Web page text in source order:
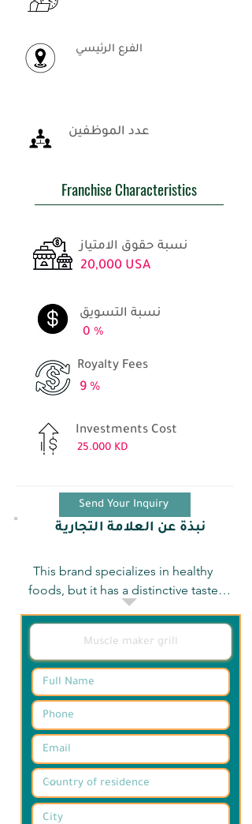
Franchise Characteristics
نسبة حقوق الامتياز
20,000 USA
0 %
Royalty Fees
9 %
Investments Cost
25.000 KD
Send Your Inquiry
This brand specializes in healthy
foods, but it has a distinctive taste
because of its amazing sauces that are
high in protein. Also, the menu is
varied in many American, Italian,
Mexican and Chinese dishes.
هذا البراند متخصص في الاكلات الصحيه
ولان ذات الطعم الميمز بسبب صلصاته
العجيبه و العاليه بالبروتين.وايضا تنوع
المنيو بالعديد من الاطباق الامريكيه
والايطاليه والمكسيكيه والصينيه